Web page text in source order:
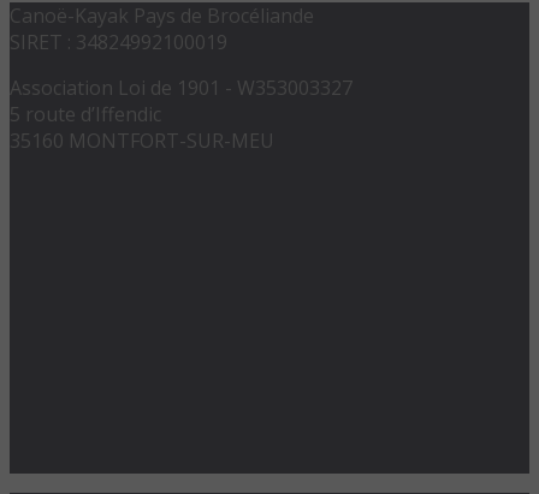
Canoë-Kayak Pays de Brocéliande
SIRET : 34824992100019
Association Loi de 1901 - W353003327
5 route d’Iffendic
35160 MONTFORT-SUR-MEU